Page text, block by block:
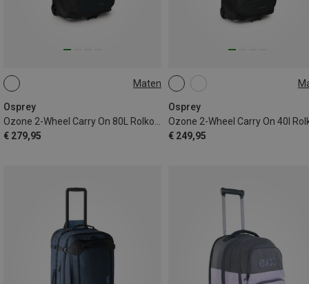
Maten
Osprey
Ozone 2-Wheel Carry On 80L Rolkoffer
€ 279,95
80L
Osprey
€ 249,95
40L